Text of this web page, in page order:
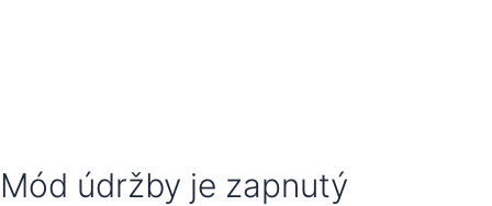
Mód údržby je zapnutý